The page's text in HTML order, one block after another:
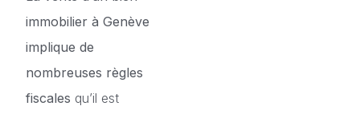
immobilier à Genève
implique de
nombreuses règles
fiscales qu’il est